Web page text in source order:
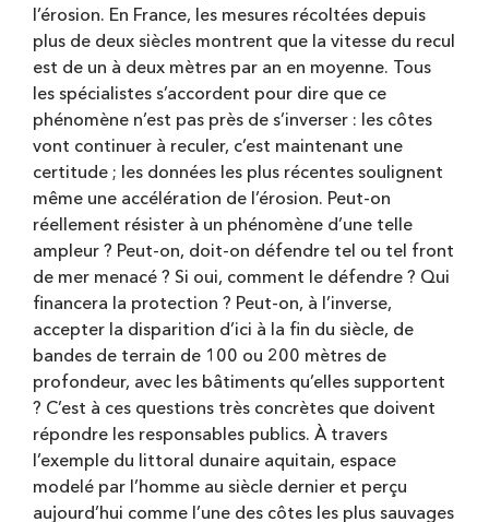
l’érosion. En France, les mesures récoltées depuis
plus de deux siècles montrent que la vitesse du recul
est de un à deux mètres par an en moyenne. Tous
les spécialistes s’accordent pour dire que ce
phénomène n’est pas près de s’inverser : les côtes
vont continuer à reculer, c’est maintenant une
certitude ; les données les plus récentes soulignent
même une accélération de l’érosion. Peut-on
réellement résister à un phénomène d’une telle
ampleur ? Peut-on, doit-on défendre tel ou tel front
de mer menacé ? Si oui, comment le défendre ? Qui
financera la protection ? Peut-on, à l’inverse,
accepter la disparition d’ici à la fin du siècle, de
bandes de terrain de 100 ou 200 mètres de
profondeur, avec les bâtiments qu’elles supportent
? C’est à ces questions très concrètes que doivent
répondre les responsables publics. À travers
l’exemple du littoral dunaire aquitain, espace
modelé par l’homme au siècle dernier et perçu
aujourd’hui comme l’une des côtes les plus sauvages